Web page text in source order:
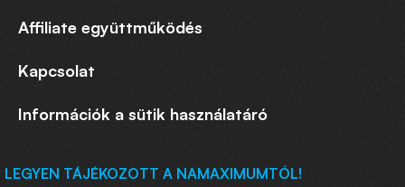
Affiliate együttműködés
Kapcsolat
Információk a sütik használatáró
LEGYEN TÁJÉKOZOTT A NAMAXIMUMTÓL!